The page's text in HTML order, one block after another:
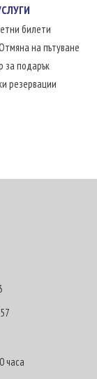
билети
на пътуване
за подарък
резервации
часа